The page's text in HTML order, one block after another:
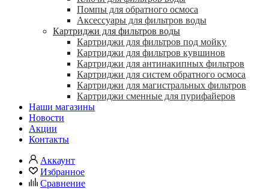
Помпы для обратного осмоса
Аксессуары для фильтров воды
Картриджи для фильтров воды
Картриджи для фильтров под мойку
Картриджи для фильтров кувшинов
Картриджи для антинакипных фильтров
Картриджи для систем обратного осмоса
Картриджи для магистральных фильтров
Картриджи сменные для пурифайеров
Наши магазины
Новости
Акции
Контакты
Аккаунт
Избранное
Сравнение